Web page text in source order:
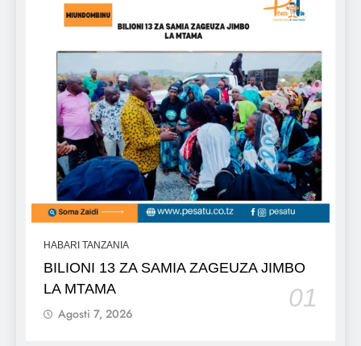
HABARI TANZANIA
BILIONI 13 ZA SAMIA ZAGEUZA JIMBO
LA MTAMA
01
Agosti 7, 2026